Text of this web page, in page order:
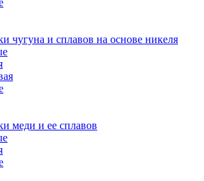
чугуна и сплавов на основе никеля
меди и ее сплавов